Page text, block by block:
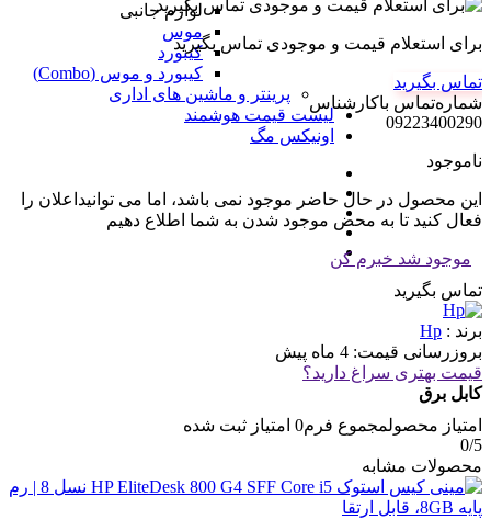
لوازم جانبی
موس
کیبورد
کیبورد و موس (Combo)
پرینتر و ماشین های اداری
لیست قیمت هوشمند
اونیکس مگ
برای استعلام قیمت و موجودی تماس بگیرید
تماس بگیرید
شماره‌تماس‌ با‌کارشناس
09223400290
ناموجود
این محصول در حال حاضر موجود نمی باشد، اما می توانیداعلان را
فعال کنید تا به محض موجود شدن به شما اطلاع دهیم
موجود شد خبرم کن
تماس بگیرید
برند : Hp
بروزرسانی قیمت: 4 ماه پیش
قیمت بهتری سراغ دارید؟
کابل برق
امتیاز محصولمجموع فرم0 امتیاز ثبت شده
0/5
محصولات مشابه